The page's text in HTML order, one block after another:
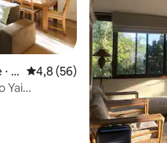
: 4,9 sur 5
P Évaluation moyenne sur
4,8 (56)
Yai